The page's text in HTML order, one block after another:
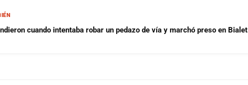
cuando intentaba robar un pedazo de vía y marchó preso en Bialet